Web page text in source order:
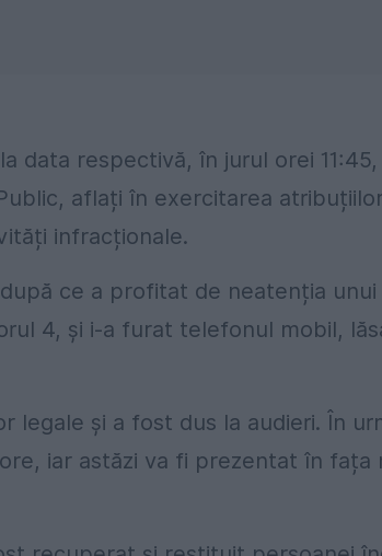
data respectivă, în jurul orei
aflați în exercitarea
infracționale.
ce a profitat de neatenția
4, și i-a furat telefonul mobil,
legale și a fost dus la audieri. În
iar astăzi va fi prezentat în fața